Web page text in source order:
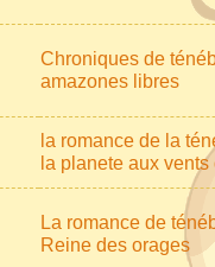
Chroniques de
amazones libres
la romance de la
la planete aux vents
La romance de
Reine des orages